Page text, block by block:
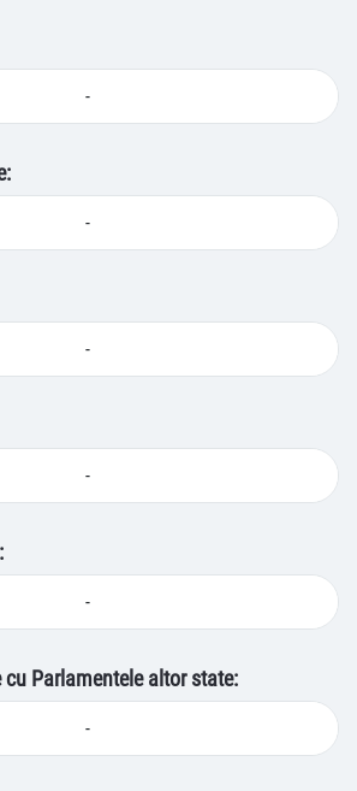
-
-
-
-
-
cu Parlamentele altor state:
-